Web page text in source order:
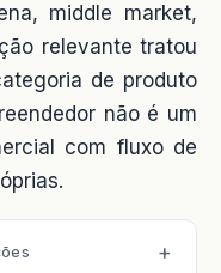
middle market,
relevante tratou
de produto
não é um
com fluxo de